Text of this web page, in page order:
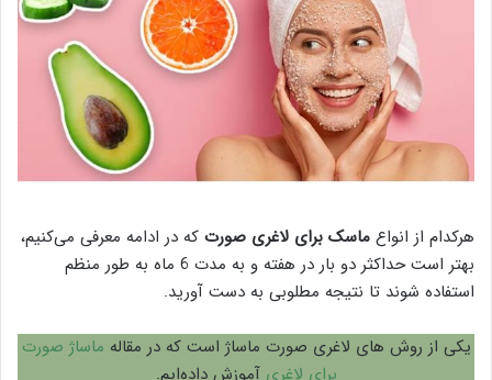
هرکدام از انواع ماسک برای لاغری صورت که در ادامه معرفی می‌کنیم،
بهتر است حداکثر دو بار در هفته و به مدت 6 ماه به طور منظم
استفاده شوند تا نتیجه مطلوبی به دست آورید.
یکی از روش های لاغری صورت ماساژ است که در مقاله ماساژ صورت
برای لاغری آموزش داده‌ایم.